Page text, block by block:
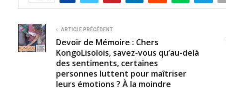
ARTICLE PRÉCÉDENT
Devoir de Mémoire : Chers
KongoLisolois, savez-vous qu’au-delà
des sentiments, certaines
personnes luttent pour maîtriser
leurs émotions ? À la moindre